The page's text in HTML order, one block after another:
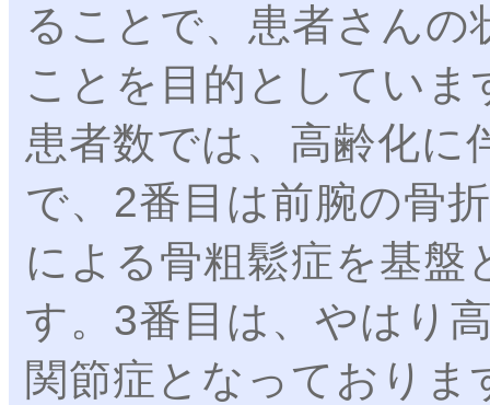
ることで、患者さん
ことを目的としていま
患者数では、高齢化に
で、2番目は前腕の骨
による骨粗鬆症を基盤
す。3番目は、やはり
関節症となっており